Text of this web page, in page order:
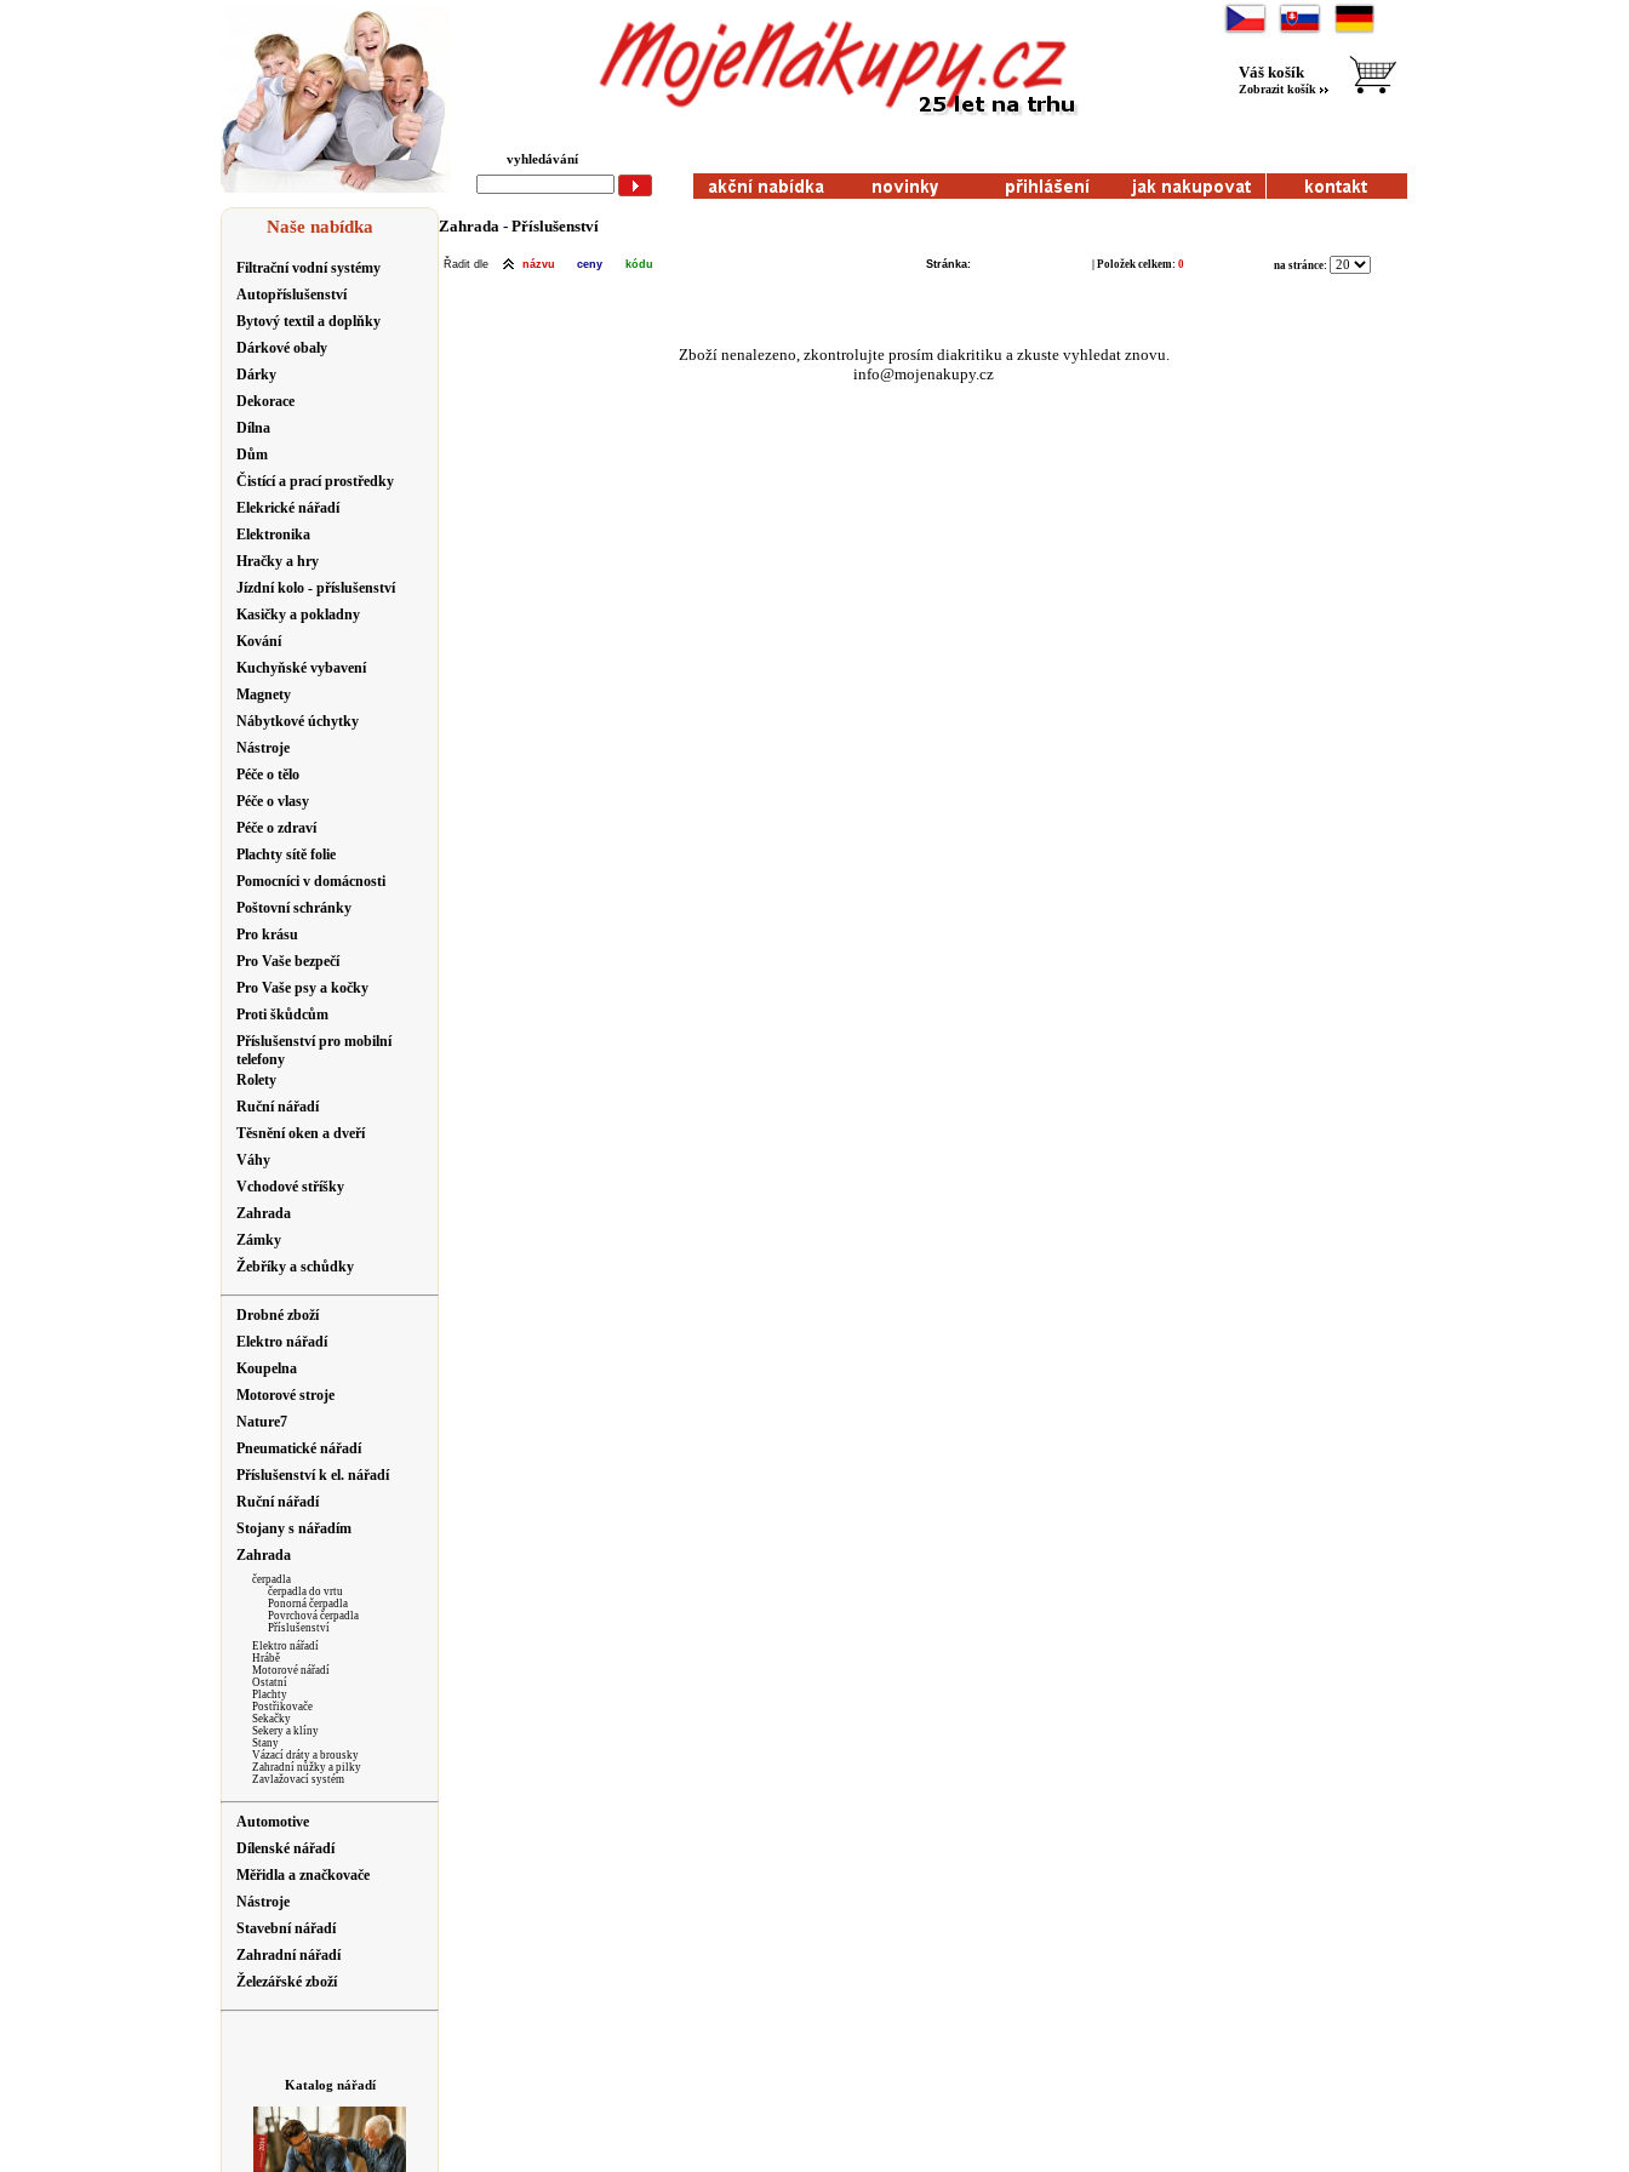
Váš košík
Zobrazit košík
vyhledávání
Naše nabídka
Filtrační vodní systémy
Autopříslušenství
Bytový textil a doplňky
Dárkové obaly
Dárky
Dekorace
Dílna
Dům
Čistící a prací prostředky
Elekrické nářadí
Elektronika
Hračky a hry
Jízdní kolo - příslušenství
Kasičky a pokladny
Kování
Kuchyňské vybavení
Magnety
Nábytkové úchytky
Nástroje
Péče o tělo
Péče o vlasy
Péče o zdraví
Plachty sítě folie
Pomocníci v domácnosti
Poštovní schránky
Pro krásu
Pro Vaše bezpečí
Pro Vaše psy a kočky
Proti škůdcům
Příslušenství pro mobilní
telefony
Rolety
Ruční nářadí
Těsnění oken a dveří
Váhy
Vchodové stříšky
Zahrada
Zámky
Žebříky a schůdky
Drobné zboží
Elektro nářadí
Koupelna
Motorové stroje
Nature7
Pneumatické nářadí
Příslušenství k el. nářadí
Ruční nářadí
Stojany s nářadím
Zahrada
čerpadla
čerpadla do vrtu
Ponorná čerpadla
Povrchová čerpadla
Příslušenství
Elektro nářadí
Hrábě
Motorové nářadí
Ostatní
Plachty
Postřikovače
Sekačky
Sekery a klíny
Stany
Vázací dráty a brousky
Zahradní nůžky a pilky
Zavlažovací systém
Automotive
Dílenské nářadí
Měřidla a značkovače
Nástroje
Stavební nářadí
Zahradní nářadí
Železářské zboží
Katalog nářadí
Zahrada - Příslušenství
Řadit dle názvu ceny kódu Stránka: | Položek celkem: 0 na stránce:
Zboží nenalezeno, zkontrolujte prosím diakritiku a zkuste vyhledat znovu.
info@mojenakupy.cz